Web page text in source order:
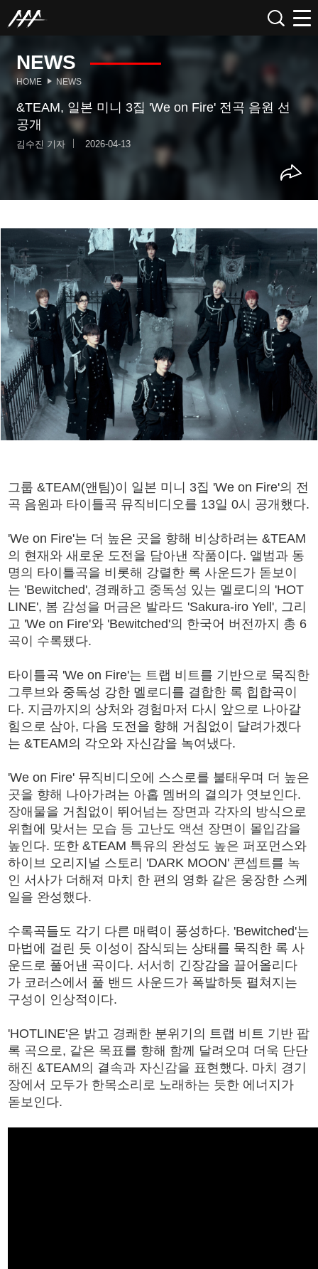
NEWS
HOME NEWS
&TEAM, 일본 미니 3집 'We on Fire' 전곡 음원 선
공개
김수진 기자 2026-04-13
그룹 &TEAM(앤팀)이 일본 미니 3집 'We on Fire'의 전
곡 음원과 타이틀곡 뮤직비디오를 13일 0시 공개했다.
'We on Fire'는 더 높은 곳을 향해 비상하려는 &TEAM
의 현재와 새로운 도전을 담아낸 작품이다. 앨범과 동
명의 타이틀곡을 비롯해 강렬한 록 사운드가 돋보이
는 'Bewitched', 경쾌하고 중독성 있는 멜로디의 'HOT
LINE', 봄 감성을 머금은 발라드 'Sakura-iro Yell', 그리
고 'We on Fire'와 'Bewitched'의 한국어 버전까지 총 6
곡이 수록됐다.
타이틀곡 'We on Fire'는 트랩 비트를 기반으로 묵직한
그루브와 중독성 강한 멜로디를 결합한 록 힙합곡이
다. 지금까지의 상처와 경험마저 다시 앞으로 나아갈
힘으로 삼아, 다음 도전을 향해 거침없이 달려가겠다
는 &TEAM의 각오와 자신감을 녹여냈다.
'We on Fire' 뮤직비디오에 스스로를 불태우며 더 높은
곳을 향해 나아가려는 아홉 멤버의 결의가 엿보인다.
장애물을 거침없이 뛰어넘는 장면과 각자의 방식으로
위협에 맞서는 모습 등 고난도 액션 장면이 몰입감을
높인다. 또한 &TEAM 특유의 완성도 높은 퍼포먼스와
하이브 오리지널 스토리 'DARK MOON' 콘셉트를 녹
인 서사가 더해져 마치 한 편의 영화 같은 웅장한 스케
일을 완성했다.
수록곡들도 각기 다른 매력이 풍성하다. 'Bewitched'는
마법에 걸린 듯 이성이 잠식되는 상태를 묵직한 록 사
운드로 풀어낸 곡이다. 서서히 긴장감을 끌어올리다
가 코러스에서 풀 밴드 사운드가 폭발하듯 펼쳐지는
구성이 인상적이다.
'HOTLINE'은 밝고 경쾌한 분위기의 트랩 비트 기반 팝
록 곡으로, 같은 목표를 향해 함께 달려오며 더욱 단단
해진 &TEAM의 결속과 자신감을 표현했다. 마치 경기
장에서 모두가 한목소리로 노래하는 듯한 에너지가
돋보인다.